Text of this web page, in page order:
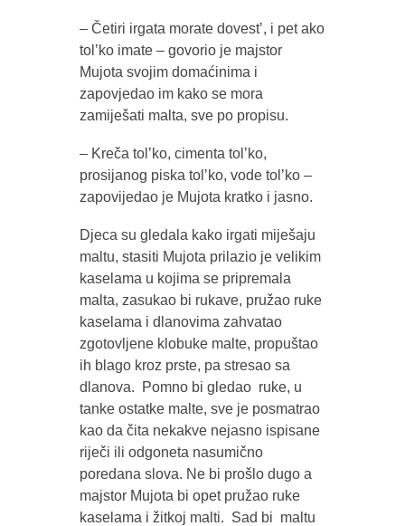
– Četiri irgata morate dovestʼ, i pet ako
tolʼko imate – govorio je majstor
Mujota svojim domaćinima i
zapovjedao im kako se mora
zamiješati malta, sve po propisu.
– Kreča tolʼko, cimenta tolʼko,
prosijanog piska tolʼko, vode tolʼko –
zapovijedao je Mujota kratko i jasno.
Djeca su gledala kako irgati miješaju
maltu, stasiti Mujota prilazio je velikim
kaselama u kojima se pripremala
malta, zasukao bi rukave, pružao ruke
kaselama i dlanovima zahvatao
zgotovljene klobuke malte, propuštao
ih blago kroz prste, pa stresao sa
dlanova. Pomno bi gledao ruke, u
tanke ostatke malte, sve je posmatrao
kao da čita nekakve nejasno ispisane
riječi ili odgoneta nasumično
poredana slova. Ne bi prošlo dugo a
majstor Mujota bi opet pružao ruke
kaselama i žitkoj malti. Sad bi maltu